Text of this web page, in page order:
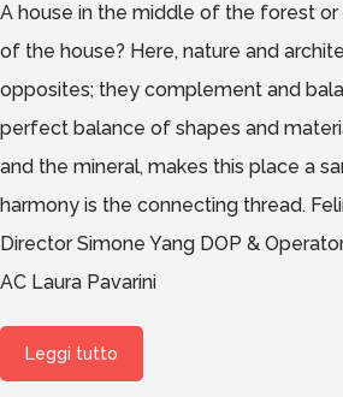
A house in the middle of the forest
of the house? Here, nature and
opposites; they complement and
perfect balance of shapes and
and the mineral, makes this place a
harmony is the connecting thread.
Director Simone Yang DOP &
AC Laura Pavarini
Leggi tutto